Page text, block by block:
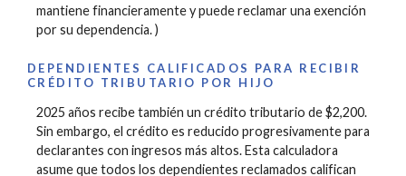
mantiene financieramente y puede reclamar una exención
por su dependencia. )
DEPENDIENTES CALIFICADOS PARA RECIBIR
CRÉDITO TRIBUTARIO POR HIJO
2025 años recibe también un crédito tributario de $2,200.
Sin embargo, el crédito es reducido progresivamente para
declarantes con ingresos más altos. Esta calculadora
asume que todos los dependientes reclamados califican